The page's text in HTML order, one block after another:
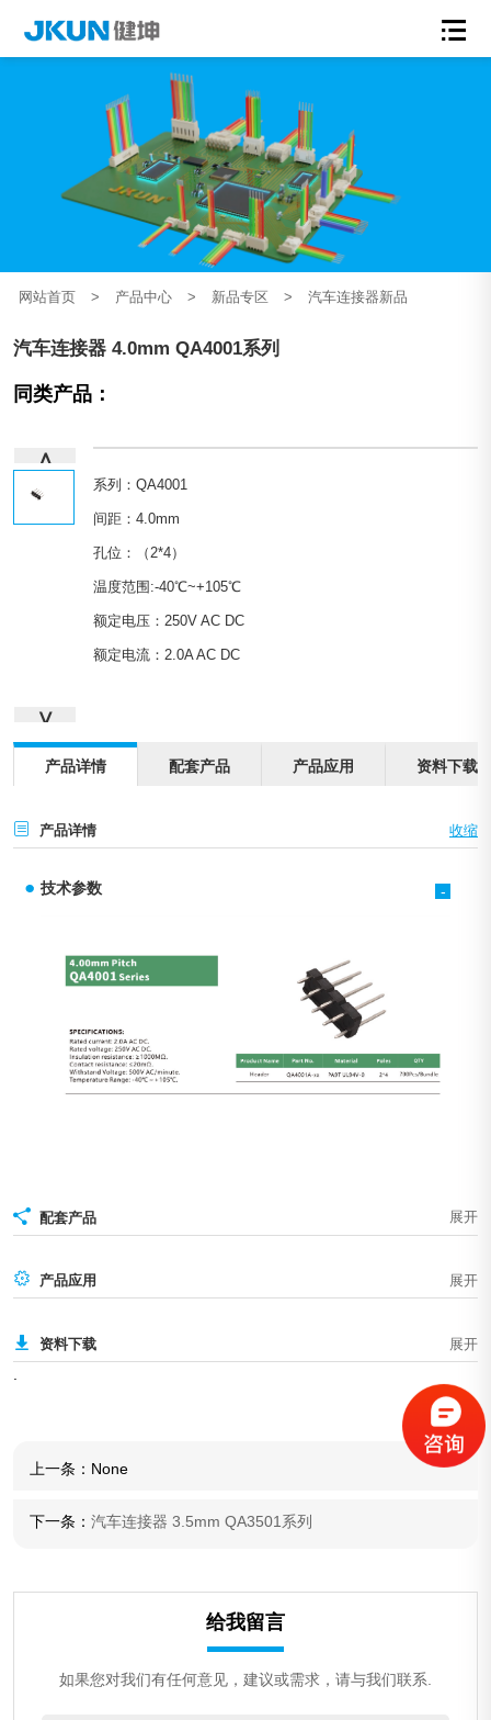
网站首页 > 产品中心 > 新品专区 > 汽车连接器新品
汽车连接器 4.0mm QA4001系列
同类产品：
∧
∨
系列：QA4001
间距：4.0mm
孔位：（2*4）
温度范围:-40℃~+105℃
额定电压：250V AC DC
额定电流：2.0A AC DC
产品详情 配套产品 产品应用 资料下载
产品详情
-
技术参数
配套产品
产品应用
资料下载
上一条： None
下一条： 汽车连接器 3.5mm QA3501系列
给我留言
如果您对我们有任何意见，建议或需求，请与我们联系.